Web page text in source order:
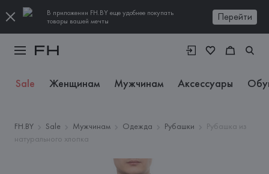
В приложении FH.BY еще удобнее покупать
товары вашей мечты
Перейти
Sale Женщинам Мужчинам Аксессуары
FH.BY Sale Мужчинам Одежда Рубашки
Рубашка из
натурального хлопка